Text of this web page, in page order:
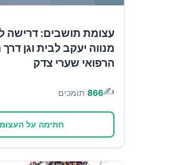
עצומת תושבים: דרישה
מנווה יעקב לבית וגן
הרפואי שערי צדק
✍️
866 תומכים
חתימה על